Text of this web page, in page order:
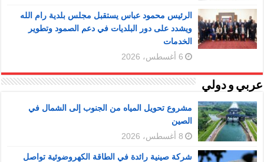
الرئيس محمود عباس يستقبل مجلس بلدية رام الله
ويشدد على دور البلديات في دعم الصمود وتطوير
الخدمات
6 أغسطس، 2026
عربي و دولي
مشروع تحويل المياه من الجنوب إلى الشمال في
الصين
8 أغسطس، 2026
شركة صينية رائدة في الطاقة الكهروضوئية تواصل